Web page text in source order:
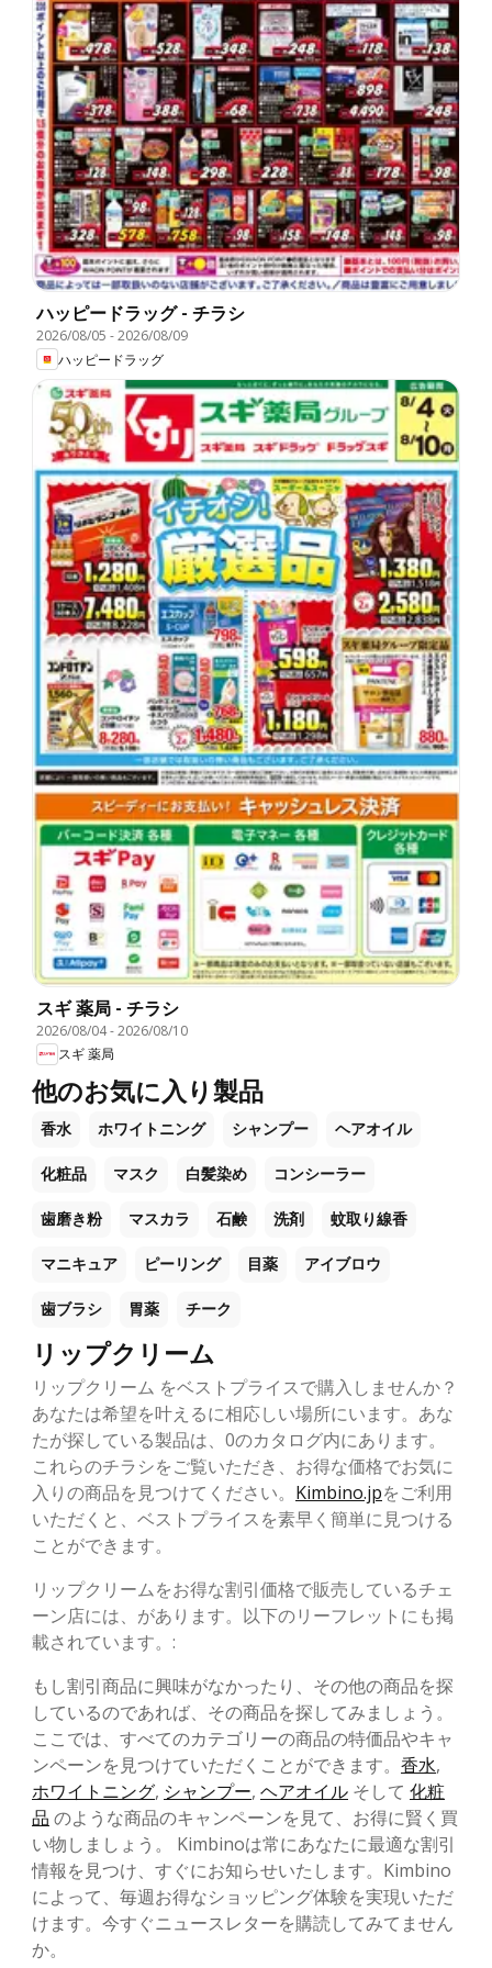
ハッピードラッグ - チラシ
2026/08/05 -2026/08/09
ハッピードラッグ
スギ 薬局 - チラシ
2026/08/04-2026/08/10
スギ 薬局
他のお気に入り製品
香水 ホワイトニング シャンプー ヘアオイル
化粧品 マスク 白髪染め コンシーラー
歯磨き粉 マスカラ 石鹸 洗剤 蚊取り線香
マニキュア ピーリング 目薬 アイブロウ
歯ブラシ 胃薬 チーク
リップクリーム
リップクリーム をベストプライスで購入しませんか？
あなたは希望を叶えるに相応しい場所にいます。あな
たが探している製品は、0のカタログ内にあります。
これらのチラシをご覧いただき、お得な価格でお気に
入りの商品を見つけてください。 Kimbino.jpをご利用
いただくと、ベストプライスを素早く簡単に見つける
ことができます。
リップクリームをお得な割引価格で販売しているチェ
ーン店には、があります。以下のリーフレットにも掲
載されています。:
もし割引商品に興味がなかったり、その他の商品を探
しているのであれば、その商品を探してみましょう。
ここでは、すべてのカテゴリーの商品の特価品やキャ
ンペーンを見つけていただくことができます。 香水,
ホワイトニング, シャンプー, ヘアオイル そして 化粧
品 のような商品のキャンペーンを見て、お得に賢く買
い物しましょう。 Kimbinoは常にあなたに最適な割引
情報を見つけ、すぐにお知らせいたします。Kimbino
によって、毎週お得なショッピング体験を実現いただ
けます。今すぐニュースレターを購読してみてません
か。